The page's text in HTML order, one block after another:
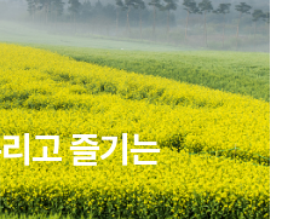
고 즐기는